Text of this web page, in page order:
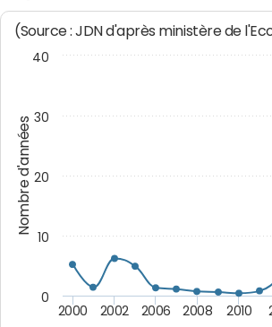
Nombre d'années
(Source : JDN d'après ministère de
2000 2002 2006 2008 2010
0
10
20
30
40